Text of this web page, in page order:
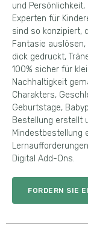
und
Experten für
sind so konzipiert,
Fantasie
dick gedruckt,
100% sicher für
Nachhaltigkeit
Charakters,
Geburtstage,
Bestellung erstellt
Mindestbestellung
Digital Add-Ons.
FORDERN SIE